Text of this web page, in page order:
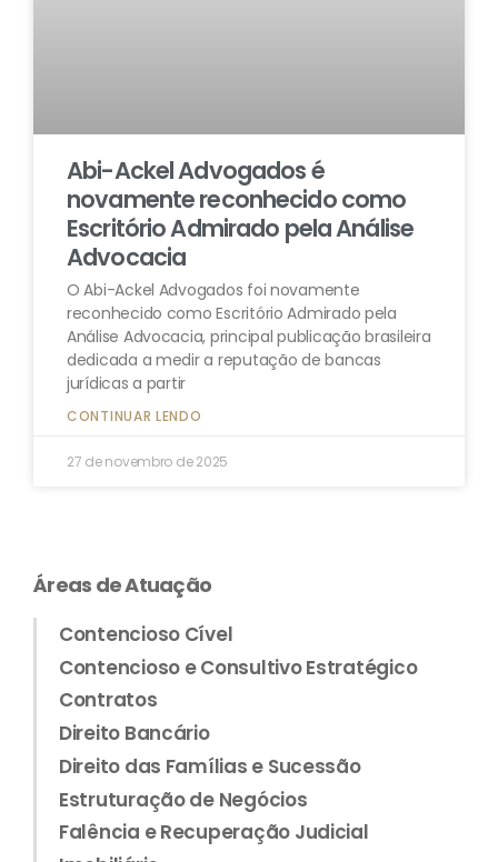
Abi-Ackel Advogados é
novamente reconhecido como
Escritório Admirado pela Análise
Advocacia
O Abi-Ackel Advogados foi novamente
reconhecido como Escritório Admirado pela
Análise Advocacia, principal publicação brasileira
dedicada a medir a reputação de bancas
jurídicas a partir
CONTINUAR LENDO
27 de novembro de 2025
Áreas de Atuação
Contencioso Cível
Contencioso e Consultivo Estratégico
Contratos
Direito Bancário
Direito das Famílias e Sucessão
Estruturação de Negócios
Falência e Recuperação Judicial